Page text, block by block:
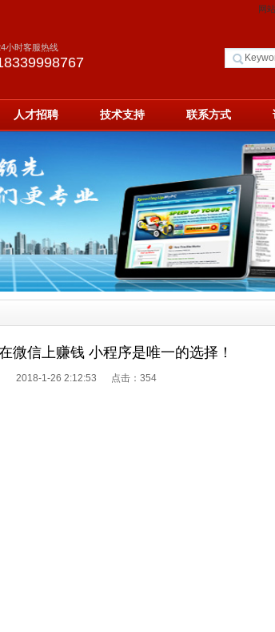
网
小时客服热线
人才招聘 技术支持 联系方式
微信上赚钱 小程序是唯一的选择！
2018-1-26 2:12:53 点击： 354